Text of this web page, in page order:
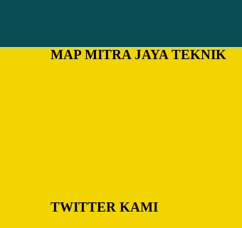
MAP MITRA JAYA TEKNIK
TWITTER KAMI